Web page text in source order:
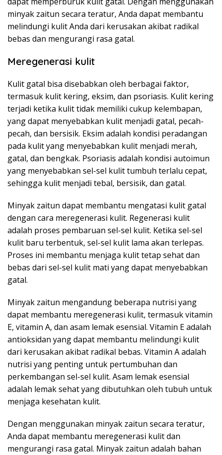
minyak zaitun secara teratur, Anda dapat membantu
melindungi kulit Anda dari kerusakan akibat radikal
bebas dan mengurangi rasa gatal.
Meregenerasi kulit
Kulit gatal bisa disebabkan oleh berbagai faktor,
termasuk kulit kering, eksim, dan psoriasis. Kulit kering
terjadi ketika kulit tidak memiliki cukup kelembapan,
yang dapat menyebabkan kulit menjadi gatal, pecah-
pecah, dan bersisik. Eksim adalah kondisi peradangan
pada kulit yang menyebabkan kulit menjadi merah,
gatal, dan bengkak. Psoriasis adalah kondisi autoimun
yang menyebabkan sel-sel kulit tumbuh terlalu cepat,
sehingga kulit menjadi tebal, bersisik, dan gatal.
Minyak zaitun dapat membantu mengatasi kulit gatal
dengan cara meregenerasi kulit. Regenerasi kulit
adalah proses pembaruan sel-sel kulit. Ketika sel-sel
kulit baru terbentuk, sel-sel kulit lama akan terlepas.
Proses ini membantu menjaga kulit tetap sehat dan
bebas dari sel-sel kulit mati yang dapat menyebabkan
gatal.
Minyak zaitun mengandung beberapa nutrisi yang
dapat membantu meregenerasi kulit, termasuk vitamin
E, vitamin A, dan asam lemak esensial. Vitamin E adalah
antioksidan yang dapat membantu melindungi kulit
dari kerusakan akibat radikal bebas. Vitamin A adalah
nutrisi yang penting untuk pertumbuhan dan
perkembangan sel-sel kulit. Asam lemak esensial
adalah lemak sehat yang dibutuhkan oleh tubuh untuk
menjaga kesehatan kulit.
Dengan menggunakan minyak zaitun secara teratur,
Anda dapat membantu meregenerasi kulit dan
mengurangi rasa gatal. Minyak zaitun adalah bahan